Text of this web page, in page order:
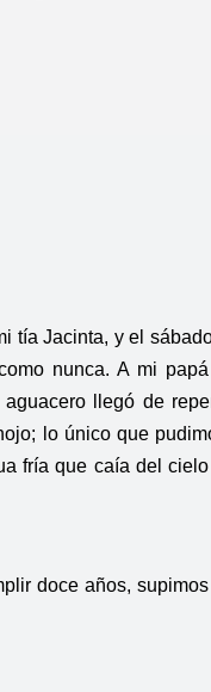
tía Jacinta, y el
nunca. A mi
llegó de
lo único que
fría que caía del
doce años,